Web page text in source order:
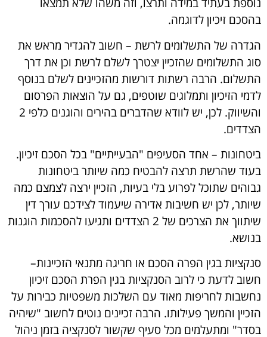
נוספת בעתיד במידה ותרצו, וזה משהו שלא תמצאו
בהסכם זיכיון לדוגמה.
הגדרה של התשלומים לרשת – חשוב להגדיר מראש את
סוג התשלומים שהזכיין יצטרך לשלם לרשת וכן את דרך
התשלום. הרבה רשתות דורשות מהזכיינים לשלם בנוסף
לדמי הזיכיון ותמלוגים שוטפים, גם על הוצאות הפרסום
והשיווק. לכן, יש לוודא שהדברים בהירים והוגנים כלפי 2
הצדדים.
ביטחונות – אחד הסעיפים "הבעייתיים" בכל הסכם זיכיון.
בעוד שהרשת תרצה להבטיח כמה שיותר ביטחונות
גבוהים שתוכל לפרוע בלי בעיות, הזכיין ירצה לצמצם כמה
שיותר, לכן יש חשיבות אדירה שיעמוד לצידכם עורך דין
שיתווך את הצרכים של 2 הצדדים ותגיעו להסכמות הוגנות
בנושא.
סנקציות בגין הפרה הסכם או חריגה מתנאי הזכיינות–
חשוב לדעת כי לרוב הסנקציות בגין הפרת הסכם זיכיון
נחשבות לחריפות מאוד עם השלכות משפטיות כבירות על
הזכיין והמשך פעילותו. הרבה זכיינים נוטים לחשוב "שיהיה
בסדר" ומתעלמים מכל סעיף שקשור לסנקציה בזמן ניהול